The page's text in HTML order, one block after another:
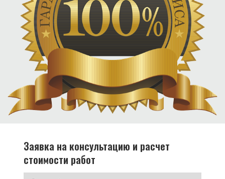
Заявка на консультацию и расчет
стоимости работ